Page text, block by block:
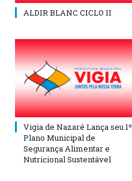
ALDIR BLANC CICLO II
Vigia de Nazaré Lança seu 1º
Plano Municipal de
Segurança Alimentar e
Nutricional Sustentável